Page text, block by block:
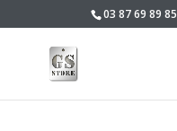
03 87 69 89 85